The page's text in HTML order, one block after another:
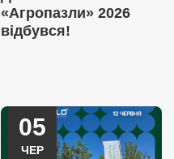
«Агропазли» 2026
відбувся!
05
ЧЕР